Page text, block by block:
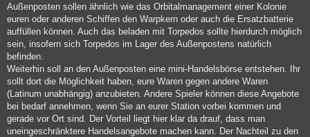
Außenposten sollen ähnlich wie das Orbitalmanagement einer Kolonie
euren oder anderen Schiffen den Warpkern oder auch die Ersatzbatterie
auffüllen können. Auch das beladen mit Torpedos sollte hierdurch möglich
sein, insofern sich Torpedos im Lager des Außenpostens natürlich
befinden.
Weiterhin soll an den Außenposten eine mini-Handelsbörse entstehen. Ihr
sollt dort die Möglichkeit haben, eure Waren gegen andere Waren
(Latinum unabhängig) anzubieten. Andere Spieler können diese Angebote
bei bedarf annehmen, wenn Sie an eurer Station vorbei kommen und
gerade vor Ort sind. Der Vorteil liegt hier klar da drauf, dass man
uneingeschränktere Handelsangebote machen kann. Der Nachteil zu den